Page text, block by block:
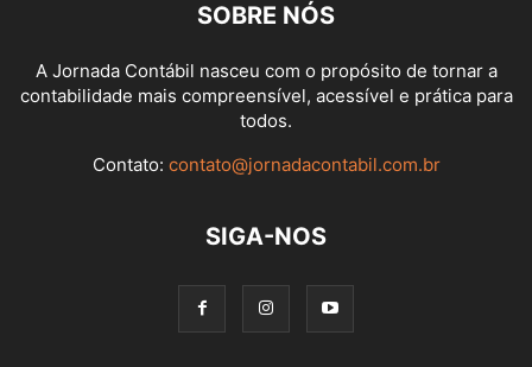
SOBRE NÓS
A Jornada Contábil nasceu com o propósito de tornar a
contabilidade mais compreensível, acessível e prática para
todos.
Contato: contato@jornadacontabil.com.br
SIGA-NOS